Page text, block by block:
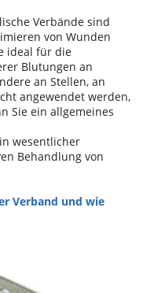
Verbände sind
von Wunden
ideal für die
Blutungen an
an Stellen, an
angewendet werden,
Sie ein allgemeines
wesentlicher
Behandlung von
Verband und wie